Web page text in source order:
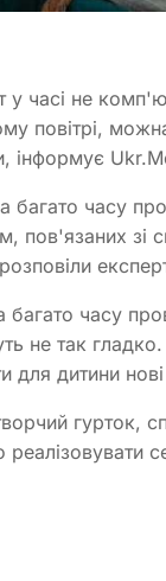
у часі не
повітрі,
інформує
часу
пов'язаних
часу
не так
дитини нові
гурток,